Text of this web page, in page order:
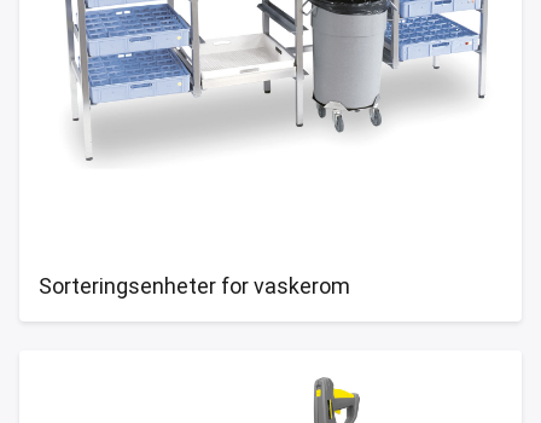
Sorteringsenheter for vaskerom